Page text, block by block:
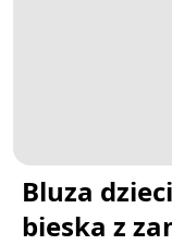
Bluza
bieska z